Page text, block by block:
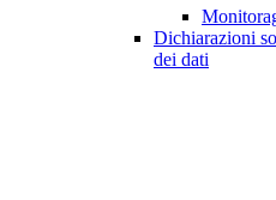
Dichiarazioni
dei dati